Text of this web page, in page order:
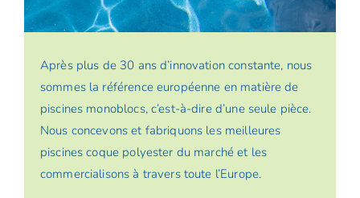
Après plus de 30 ans d’innovation constante, nous
sommes la référence européenne en matière de
piscines monoblocs, c’est-à-dire d’une seule pièce.
Nous concevons et fabriquons les meilleures
piscines coque polyester du marché et les
commercialisons à travers toute l’Europe.